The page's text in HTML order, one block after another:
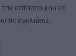
ιστότοπο μου σε
θα σχολιάσω.